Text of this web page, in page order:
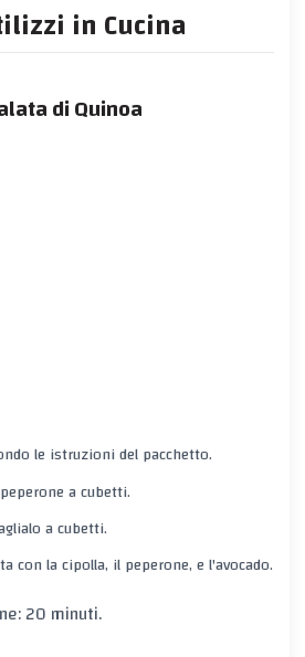
in Cucina
di Quinoa
le istruzioni del pacchetto.
a cubetti.
a cubetti.
con la cipolla, il peperone, e l'avocado.
20 minuti.